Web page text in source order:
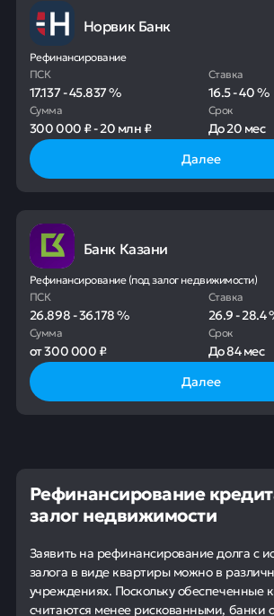
Норвик Банк
Рефинансирование
ПСК
17.137-45.837%
Ставка
16.5-40%
Сумма
300 000 ₽-20 млн ₽
Срок
До20 мес
Далее
Банк Казани
Рефинансирование (под залог недвижимости)
ПСК
26.898-36.178%
Ставка
26.9-28.4
Сумма
от300 000 ₽
Срок
До84 мес
Далее
Рефинансирование
залог недвижимости
Заявить на рефинансирование долга с
залога в виде квартиры можно в
учреждениях. Поскольку обеспеченные
считаются менее рискованными, банки